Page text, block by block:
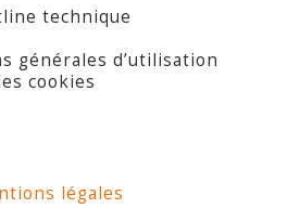
technique
générales d’utilisation
cookies
légales